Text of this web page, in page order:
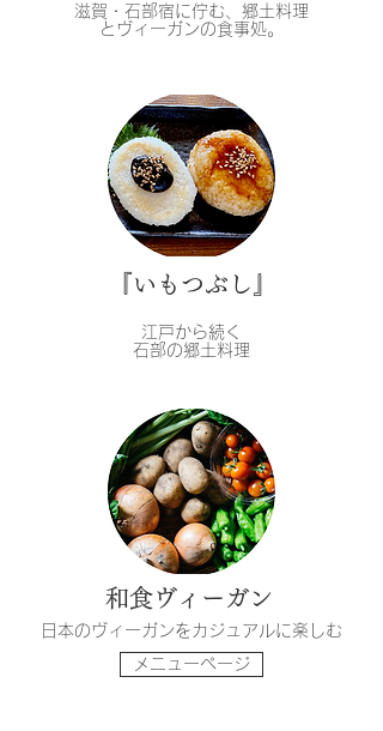
滋賀・石部宿に佇む、郷土料理
とヴィーガンの食事処。
​『いもつぶし』
江戸から続く
石部の郷土料理
和食ヴィーガン
日本のヴィーガンをカジュアルに楽しむ
メニューページ